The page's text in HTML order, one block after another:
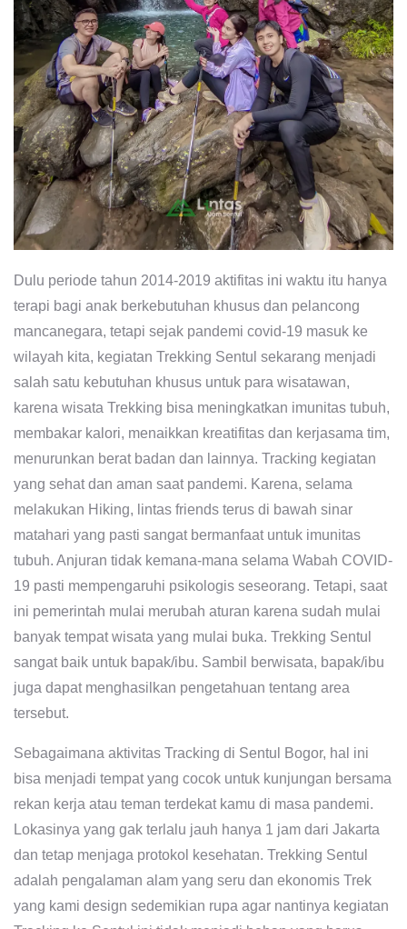
Dulu periode tahun 2014-2019 aktifitas ini waktu itu hanya
terapi bagi anak berkebutuhan khusus dan pelancong
mancanegara, tetapi sejak pandemi covid-19 masuk ke
wilayah kita, kegiatan Trekking Sentul sekarang menjadi
salah satu kebutuhan khusus untuk para wisatawan,
karena wisata Trekking bisa meningkatkan imunitas tubuh,
membakar kalori, menaikkan kreatifitas dan kerjasama tim,
menurunkan berat badan dan lainnya. Tracking kegiatan
yang sehat dan aman saat pandemi. Karena, selama
melakukan Hiking, lintas friends terus di bawah sinar
matahari yang pasti sangat bermanfaat untuk imunitas
tubuh. Anjuran tidak kemana-mana selama Wabah COVID-
19 pasti mempengaruhi psikologis seseorang. Tetapi, saat
ini pemerintah mulai merubah aturan karena sudah mulai
banyak tempat wisata yang mulai buka. Trekking Sentul
sangat baik untuk bapak/ibu. Sambil berwisata, bapak/ibu
juga dapat menghasilkan pengetahuan tentang area
tersebut.
Sebagaimana aktivitas Tracking di Sentul Bogor, hal ini
bisa menjadi tempat yang cocok untuk kunjungan bersama
rekan kerja atau teman terdekat kamu di masa pandemi.
Lokasinya yang gak terlalu jauh hanya 1 jam dari Jakarta
dan tetap menjaga protokol kesehatan. Trekking Sentul
adalah pengalaman alam yang seru dan ekonomis Trek
yang kami design sedemikian rupa agar nantinya kegiatan